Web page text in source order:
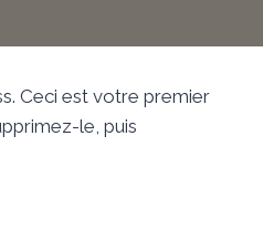
Ceci est votre premier
le, puis